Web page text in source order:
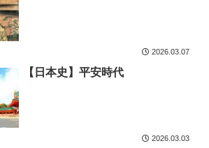
2026.03.07
【日本史】平安時代
2026.03.03